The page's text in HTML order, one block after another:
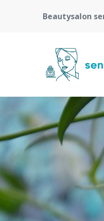
Beautysalon